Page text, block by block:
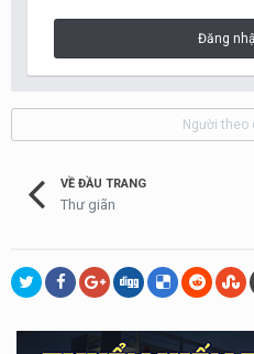
Đăng
Người theo
VỀ ĐẦU TRANG
Thư giãn